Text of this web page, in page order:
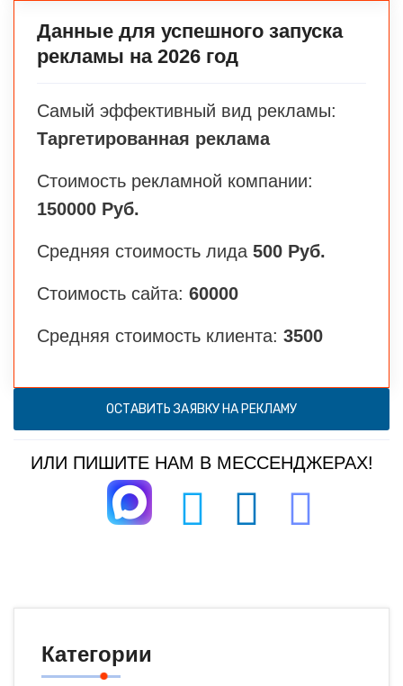
Данные для успешного запуска
рекламы на 2026 год
Самый эффективный вид рекламы:
Таргетированная реклама
Стоимость рекламной компании:
150000 Руб.
Средняя стоимость лида 500 Руб.
Стоимость сайта: 60000
Средняя стоимость клиента: 3500
ОСТАВИТЬ ЗАЯВКУ НА РЕКЛАМУ
ИЛИ ПИШИТЕ НАМ В МЕССЕНДЖЕРАХ!
Категории